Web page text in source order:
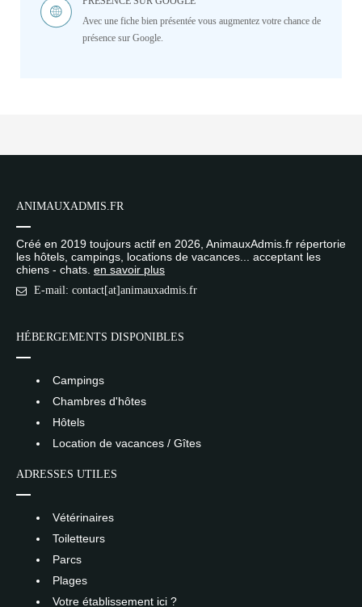
Avec une fiche bien présentée vous augmentez votre chance de
présence sur Google.
ANIMAUXADMIS.FR
Créé en 2019 toujours actif en 2026, AnimauxAdmis.fr répertorie
les hôtels, campings, locations de vacances... acceptant les
chiens - chats. en savoir plus
E-mail: contact[at]animauxadmis.fr
HÉBERGEMENTS DISPONIBLES
Campings
Chambres d'hôtes
Hôtels
Location de vacances / Gîtes
ADRESSES UTILES
Vétérinaires
Toiletteurs
Parcs
Plages
Votre établissement ici ?